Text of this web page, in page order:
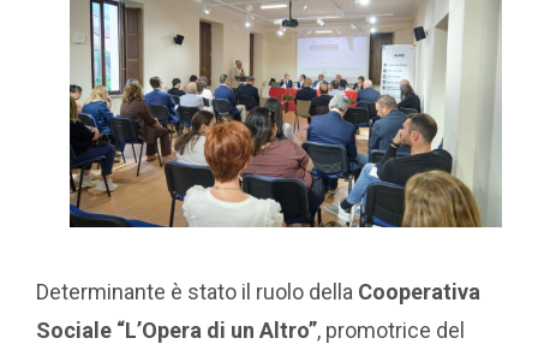
Determinante è stato il ruolo della Cooperativa
Sociale “L’Opera di un Altro”, promotrice del